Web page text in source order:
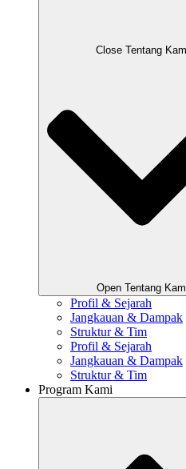
Close Tentang
Open Tentang
Profil & Sejarah
Jangkauan & Dampak
Struktur & Tim
Profil & Sejarah
Jangkauan & Dampak
Struktur & Tim
Program Kami